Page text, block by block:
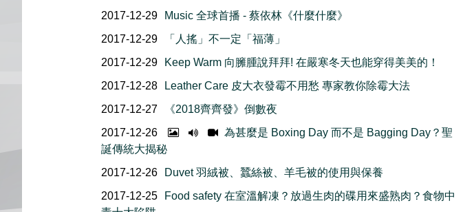
2017-12-29
Music 全球首播 - 蔡依林《什麼什麼》
2017-12-29
「人搖」不一定「福薄」
2017-12-29
Keep Warm 向臃腫說拜拜! 在嚴寒冬天也能穿得美美的！
2017-12-28
Leather Care 皮大衣發霉不用愁 專家教你除霉大法
2017-12-27
《2018齊齊發》倒數夜
2017-12-26
為甚麼是 Boxing Day 而不是 Bagging Day？聖
誕傳統大揭秘
2017-12-26
Duvet 羽絨被、蠶絲被、羊毛被的使用與保養
2017-12-25
Food safety 在室溫解凍？放過生肉的碟用來盛熟肉？食物中